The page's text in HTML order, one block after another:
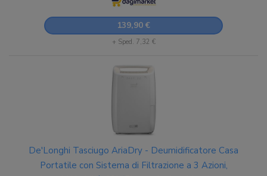
139,90 €
+ Sped. 7,32 €
De'Longhi Tasciugo AriaDry - Deumidificatore Casa
Portatile con Sistema di Filtrazione a 3 Azioni,